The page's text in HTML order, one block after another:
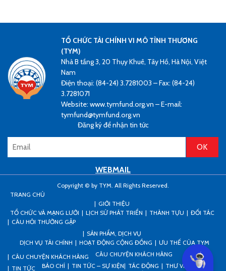
TỔ CHỨC TÀI CHÍNH VI MÔ TÌNH THƯƠNG
(TYM)
Nhà B tầng 3, 20 Thụy Khuê, Tây Hồ, Hà Nội, Việt
Nam
Điện thoại: (84-24) 3.7281003 – Fax: (84-24)
3.7281071
Website: www.tymfund.org.vn – E-mail:
tymfund@tymfund.org.vn
Đăng ký để nhận tin tức
WEBMAIL
Copyright © by TYM. All Rights Reserved.
TRANG CHỦ
GIỚI THIỆU
TỔ CHỨC VÀ MẠNG LƯỚI
LỊCH SỬ PHÁT TRIỂN THÀNH TỰU
ĐỐI TÁC
CÂU HỎI THƯỜNG GẶP
SẢN PHẨM, DỊCH VỤ
DỊCH VỤ TÀI CHÍNH
HOẠT ĐỘNG CỘNG ĐỒNG
ƯU THẾ CỦA TYM
CÂU CHUYỆN KHÁCH HÀNG
CÂU CHUYỆN KHÁCH HÀNG
TIN TỨC
BÁO CHÍ TIN TỨC – SỰ KIỆN TÁC ĐỘNG
THƯ VIỆN
Can I